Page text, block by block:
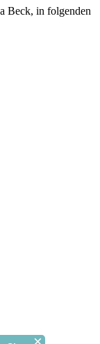
Beck, in folgenden